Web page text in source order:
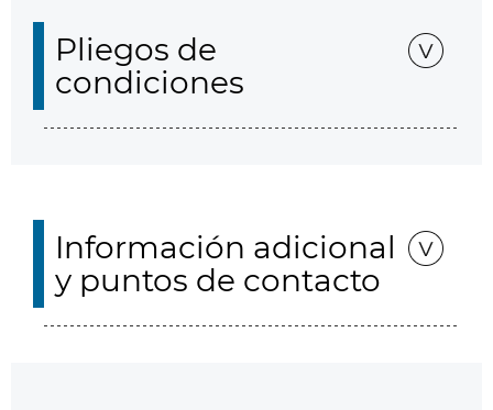
Pliegos de
condiciones
Información adicional
y puntos de contacto